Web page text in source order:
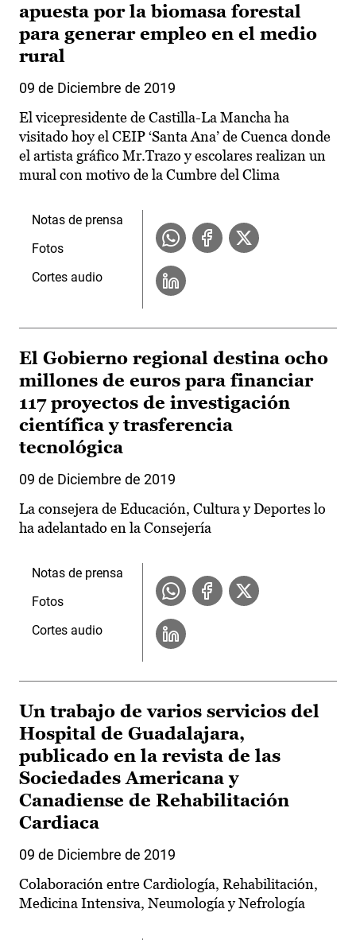
apuesta por la biomasa forestal
para generar empleo en el medio
rural
09 de Diciembre de 2019
El vicepresidente de Castilla-La Mancha ha
visitado hoy el CEIP ‘Santa Ana’ de Cuenca donde
el artista gráfico Mr.Trazo y escolares realizan un
mural con motivo de la Cumbre del Clima
Notas de prensa
Fotos
Cortes audio
El Gobierno regional destina ocho
millones de euros para financiar
117 proyectos de investigación
científica y trasferencia
tecnológica
09 de Diciembre de 2019
La consejera de Educación, Cultura y Deportes lo
ha adelantado en la Consejería
Notas de prensa
Fotos
Cortes audio
Un trabajo de varios servicios del
Hospital de Guadalajara,
publicado en la revista de las
Sociedades Americana y
Canadiense de Rehabilitación
Cardiaca
09 de Diciembre de 2019
Colaboración entre Cardiología, Rehabilitación,
Medicina Intensiva, Neumología y Nefrología